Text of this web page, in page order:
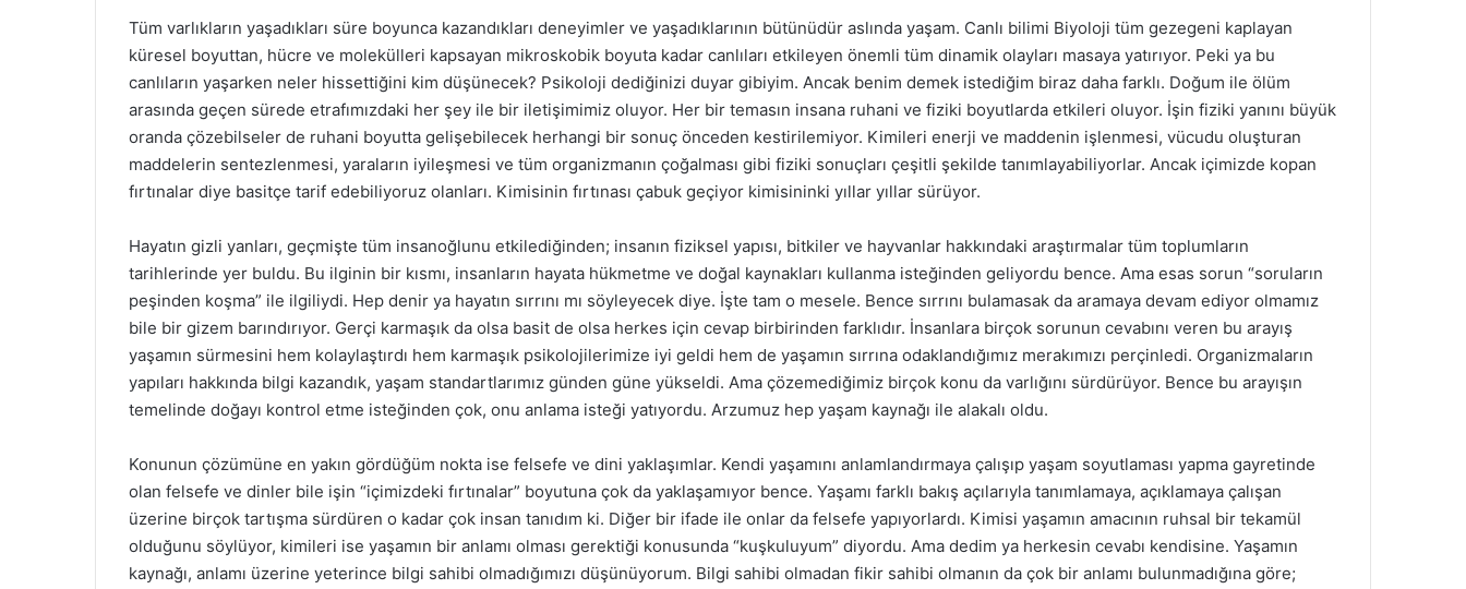
Tüm varlıkların yaşadıkları süre boyunca kazandıkları deneyimler ve yaşadıklarının bütünüdür aslında yaşam. Canlı bilimi Biyoloji tüm gezegeni kaplayan
küresel boyuttan, hücre ve molekülleri kapsayan mikroskobik boyuta kadar canlıları etkileyen önemli tüm dinamik olayları masaya yatırıyor. Peki ya bu
canlıların yaşarken neler hissettiğini kim düşünecek? Psikoloji dediğinizi duyar gibiyim. Ancak benim demek istediğim biraz daha farklı. Doğum ile ölüm
arasında geçen sürede etrafımızdaki her şey ile bir iletişimimiz oluyor. Her bir temasın insana ruhani ve fiziki boyutlarda etkileri oluyor. İşin fiziki yanını büyük
oranda çözebilseler de ruhani boyutta gelişebilecek herhangi bir sonuç önceden kestirilemiyor. Kimileri enerji ve maddenin işlenmesi, vücudu oluşturan
maddelerin sentezlenmesi, yaraların iyileşmesi ve tüm organizmanın çoğalması gibi fiziki sonuçları çeşitli şekilde tanımlayabiliyorlar. Ancak içimizde kopan
fırtınalar diye basitçe tarif edebiliyoruz olanları. Kimisinin fırtınası çabuk geçiyor kimisininki yıllar yıllar sürüyor.
Hayatın gizli yanları, geçmişte tüm insanoğlunu etkilediğinden; insanın fiziksel yapısı, bitkiler ve hayvanlar hakkındaki araştırmalar tüm toplumların
tarihlerinde yer buldu. Bu ilginin bir kısmı, insanların hayata hükmetme ve doğal kaynakları kullanma isteğinden geliyordu bence. Ama esas sorun “soruların
peşinden koşma” ile ilgiliydi. Hep denir ya hayatın sırrını mı söyleyecek diye. İşte tam o mesele. Bence sırrını bulamasak da aramaya devam ediyor olmamız
bile bir gizem barındırıyor. Gerçi karmaşık da olsa basit de olsa herkes için cevap birbirinden farklıdır. İnsanlara birçok sorunun cevabını veren bu arayış
yaşamın sürmesini hem kolaylaştırdı hem karmaşık psikolojilerimize iyi geldi hem de yaşamın sırrına odaklandığımız merakımızı perçinledi. Organizmaların
yapıları hakkında bilgi kazandık, yaşam standartlarımız günden güne yükseldi. Ama çözemediğimiz birçok konu da varlığını sürdürüyor. Bence bu arayışın
temelinde doğayı kontrol etme isteğinden çok, onu anlama isteği yatıyordu. Arzumuz hep yaşam kaynağı ile alakalı oldu.
Konunun çözümüne en yakın gördüğüm nokta ise felsefe ve dini yaklaşımlar. Kendi yaşamını anlamlandırmaya çalışıp yaşam soyutlaması yapma gayretinde
olan felsefe ve dinler bile işin “içimizdeki fırtınalar” boyutuna çok da yaklaşamıyor bence. Yaşamı farklı bakış açılarıyla tanımlamaya, açıklamaya çalışan
üzerine birçok tartışma sürdüren o kadar çok insan tanıdım ki. Diğer bir ifade ile onlar da felsefe yapıyorlardı. Kimisi yaşamın amacının ruhsal bir tekamül
olduğunu söylüyor, kimileri ise yaşamın bir anlamı olması gerektiği konusunda “kuşkuluyum” diyordu. Ama dedim ya herkesin cevabı kendisine. Yaşamın
kaynağı, anlamı üzerine yeterince bilgi sahibi olmadığımızı düşünüyorum. Bilgi sahibi olmadan fikir sahibi olmanın da çok bir anlamı bulunmadığına göre;